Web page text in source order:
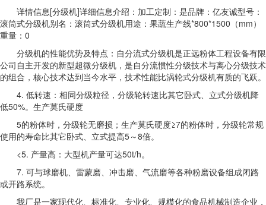
详情信息[分级机]详细信息介绍：加工定制：是品牌：亿友诚型号：
滚筒式分级机别名：滚筒式分级机用途：果蔬生产线*800*1500（mm）
重量：0
分级机的性能优势及特点：自分流式分级机是正远粉体工程设备有限
公司自主开发的新型超微分级机，是自分流惯性分级技术与离心分级技术
的组合，核心技术达到当今水平，技术性能比涡轮式分级机有质的飞跃。
4. 低转速：相同分级粒径，分级轮转速比其它卧式、立式分级机降
低50%。生产莫氏硬度
5的粉体时，分级轮无磨损；生产莫氏硬度≥7的粉体时，分级轮常规
使用的寿命比其它卧式、立式提高5～8倍。
<5. 产量高：大型机产量可达50t/h。
7. 可与球磨机、雷蒙磨、冲击磨、气流磨等各种粉磨设备组成闭路
或开路系统。
我厂是一家现代化、标准化、专业化、规模化的食品机械制造企业，